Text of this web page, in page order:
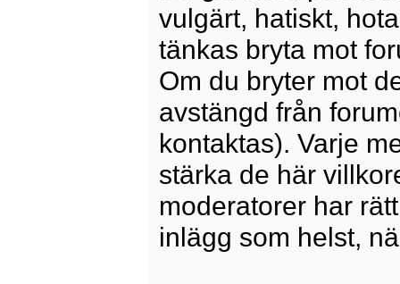
vulgärt, hatiskt,
tänkas bryta mot
Om du bryter mot
avstängd från
kontaktas). Varje
stärka de här
moderatorer har
inlägg som helst,